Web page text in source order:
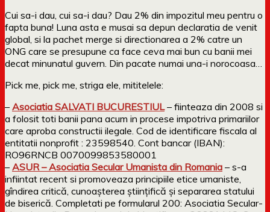
Cui sa-i dau, cui sa-i dau? Dau 2% din impozitul meu pentru o
fapta buna! Luna asta e musai sa depun declaratia de venit
global, si la pachet merge si directionarea a 2% catre un
ONG care se presupune ca face ceva mai bun cu banii mei
decat minunatul guvern. Din pacate numai una-i norocoasa…
Pick me, pick me, striga ele, mititelele:
– Asociatia SALVATI BUCURESTIUL– fiinteaza din 2008 si
a folosit toti banii pana acum in procese impotriva primariilor
care aproba constructii ilegale. Cod de identificare fiscala al
entitatii nonprofit : 23598540. Cont bancar (IBAN):
RO96RNCB 0070099853580001
– ASUR – Asociatia Secular Umanista din Romania – s-a
infiintat recent si promoveaza principiile etice umaniste,
gîndirea critică, cunoaşterea ştiinţifică şi separarea statului
de biserică. Completati pe formularul 200: Asociatia Secular-